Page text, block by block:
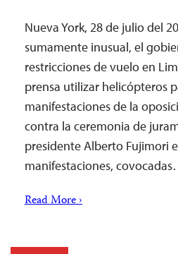
Nueva York, 28 de julio del
sumamente inusual, el
restricciones de vuelo en
prensa utilizar helicópteros
manifestaciones de la
contra la ceremonia de
presidente Alberto Fujimori
manifestaciones,
Read More ›